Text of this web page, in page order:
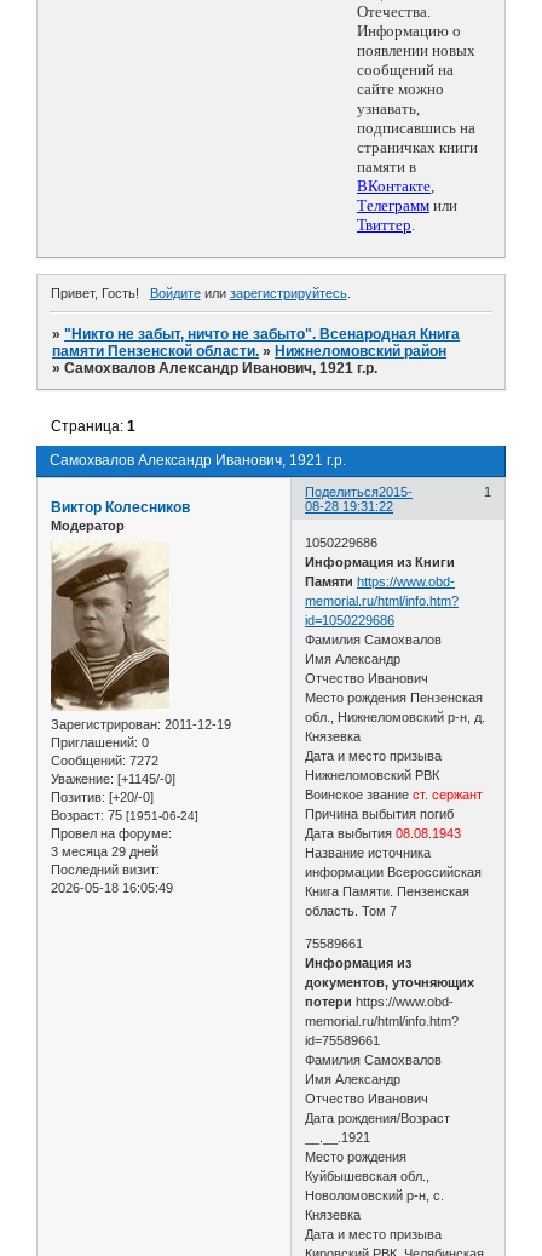
Отечества.
Информацию о
появлении новых
сообщений на
сайте можно
узнавать,
подписавшись на
страничках книги
памяти в
ВКонтакте,
Телеграмм или
Твиттер.
Привет, Гость! Войдитеили зарегистрируйтесь.
»"Никто не забыт, ничто не забыто". Всенародная Книга
памяти Пензенской области. » Нижнеломовский район
»Самохвалов Александр Иванович, 1921 г.р.
Самохвалов Александр Иванович, 1921 г.р.
Страница:1
Поделиться 1
2015-
08-28 19:31:22
Виктор Колесников
Модератор
Зарегистрирован: 2011-12-19
Приглашений: 0
Сообщений: 7272
Уважение: [+1145/-0]
Позитив: [+20/-0]
Возраст: 75 [1951-06-24]
Провел на форуме:
3 месяца 29 дней
Последний визит:
2026-05-18 16:05:49
1050229686
Информация из Книги
Памяти https://www.obd-
memorial.ru/html/info.htm?
id=1050229686
Фамилия Самохвалов
Имя Александр
Отчество Иванович
Место рождения Пензенская
обл., Нижнеломовский р-н, д.
Князевка
Дата и место призыва
Нижнеломовский РВК
Воинское званиест. сержант
Причина выбытия погиб
Дата выбытия08.08.1943
Название источника
информации Всероссийская
Книга Памяти. Пензенская
область. Том 7
75589661
Информация из
документов, уточняющих
потериhttps://www.obd-
memorial.ru/html/info.htm?
id=75589661
Фамилия Самохвалов
Имя Александр
Отчество Иванович
Дата рождения/Возраст
__.__.1921
Место рождения
Куйбышевская обл.,
Новоломовский р-н, с.
Князевка
Дата и место призыва